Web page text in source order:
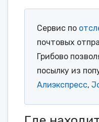
Сервис по
почтовых
Грибово
посылку из
Алиэкспресс,